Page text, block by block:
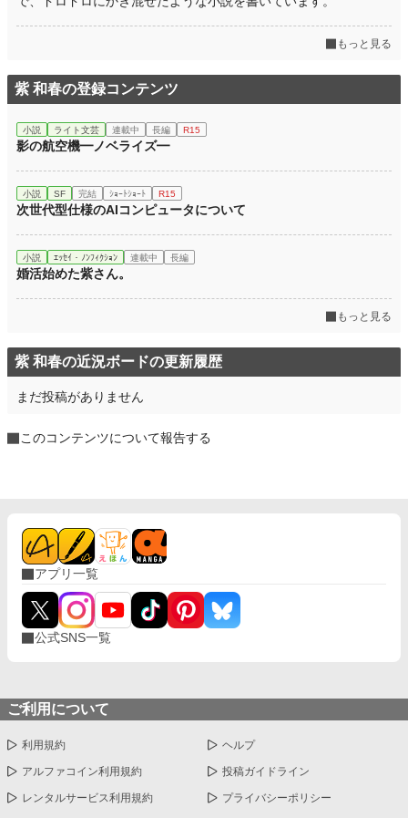
もっと見る
紫 和春の登録コンテンツ
小説 ライト文芸 連載中 長編 R15
影の航空機━ノベライズ━
小説 SF 完結 ｼｮｰﾄｼｮｰﾄ R15
次世代型仕様のAIコンピュータについて
小説 ｴｯｾｲ・ﾉﾝﾌｨｸｼｮﾝ 連載中 長編
婚活始めた紫さん。
もっと見る
紫 和春の近況ボードの更新履歴
まだ投稿がありません
このコンテンツについて報告する
アプリ一覧
公式SNS一覧
ご利用について
利用規約 ヘルプ
アルファコイン利用規約 投稿ガイドライン
レンタルサービス利用規約 プライバシーポリシー